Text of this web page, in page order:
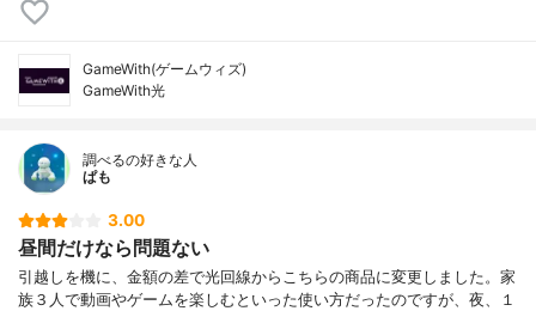
GameWith(ゲームウィズ)
GameWith光
調べるの好きな人
ぱも
3.00
昼間だけなら問題ない
引越しを機に、金額の差で光回線からこちらの商品に変更しました。家
族３人で動画やゲームを楽しむといった使い方だったのですが、夜、１